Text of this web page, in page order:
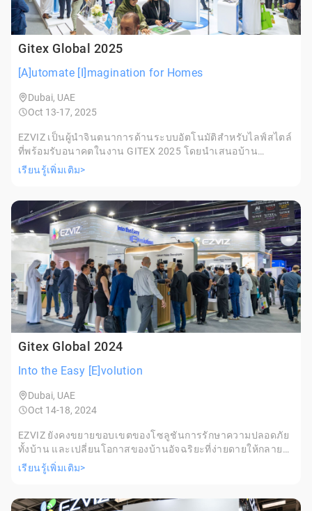
Gitex Global 2025
[A]utomate [I]magination for Homes
Dubai, UAE
Oct 13-17, 2025
EZVIZ เป็นผู้นำจินตนาการด้านระบบอัตโนมัติสำหรับไลฟ์สไตล์
ที่พร้อมรับอนาคตในงาน GITEX 2025 โดยนำเสนอบ้าน
อัจฉริยะที่ขับเคลื่อนด้วยเทคโนโลยีที่ขับเคลื่อนด้วย AI และ
ระบบนิเวศที่เชื่อมต่อและเจริญรุ่งเรือง
เรียนรู้เพิ่มเติม>
Gitex Global 2024
Into the Easy [E]volution
Dubai, UAE
Oct 14-18, 2024
EZVIZ ยังคงขยายขอบเขตของโซลูชันการรักษาความปลอดภัย
ทั้งบ้าน และเปลี่ยนโอกาสของบ้านอัจฉริยะที่ง่ายดายให้กลาย
เป็นความจริงด้วยผลิตภัณฑ์ที่แข็งแกร่งในการทำความสะอาด
ด้วยหุ่นยนต์ สภาพแวดล้อมในบ้าน และอื่นๆ อีกมากมาย
เรียนรู้เพิ่มเติม>